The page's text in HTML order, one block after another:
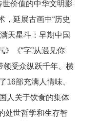
世价值的中华文明影
，延展古画中“历史
天星斗：早期中国
《“字”从遇见你
领受众纵跃千年、横
部充满人情味、
人关于饮食的集体
处世哲学和生存智